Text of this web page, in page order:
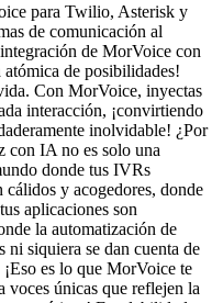
para Twilio, Asterisk y
de comunicación al
de MorVoice con
de posibilidades!
Con MorVoice, inyectas
interacción, ¡convirtiendo
inolvidable! ¿Por
con IA no es solo una
donde tus IVRs
cálidos y acogedores, donde
aplicaciones son
la automatización de
ni siquiera se dan cuenta de
es lo que MorVoice te
voces únicas que reflejen la